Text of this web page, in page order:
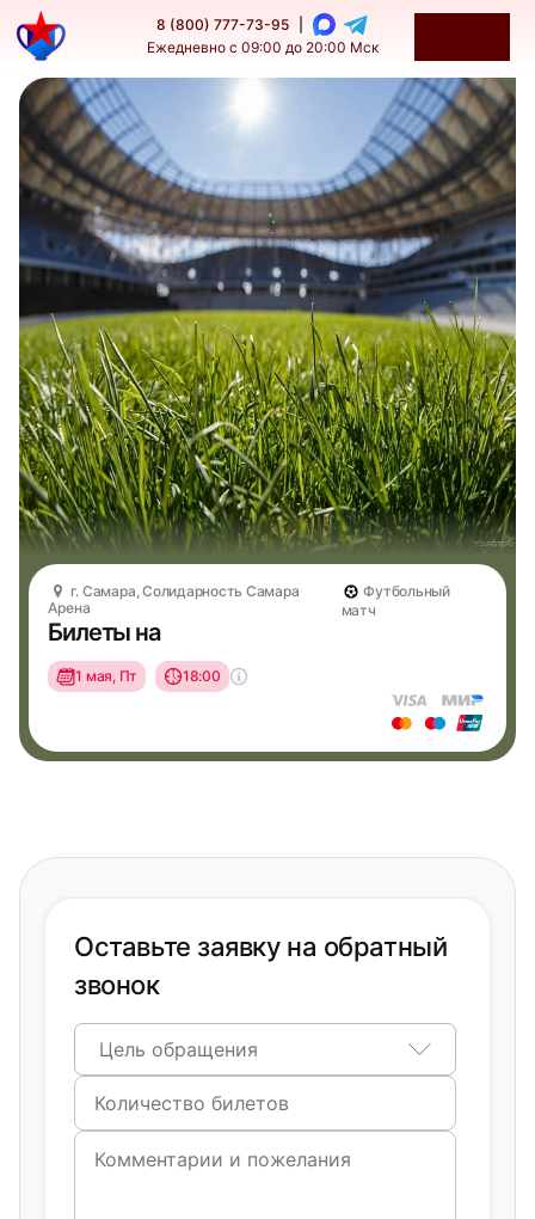
8 (800) 777-73-95
Ежедневно с 09:00 до 20:00 Мск
г. Самара, Солидарность Самара
Арена
Футбольный
матч
Билеты на
1 мая, Пт 18:00
Оставьте заявку на обратный
звонок
Цель обращения